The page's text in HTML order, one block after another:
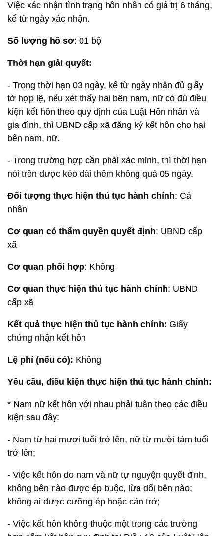
Việc xác nhận tình trạng hôn nhân có giá trị 6 tháng,
kể từ ngày xác nhận.
Số lượng hồ sơ: 01 bộ
Thời hạn giải quyết:
- Trong thời hạn 03 ngày, kể từ ngày nhận đủ giấy
tờ hợp lệ, nếu xét thấy hai bên nam, nữ có đủ điều
kiện kết hôn theo quy định của Luật Hôn nhân và
gia đình, thì UBND cấp xã đăng ký kết hôn cho hai
bên nam, nữ.
- Trong trường hợp cần phải xác minh, thì thời hạn
nói trên được kéo dài thêm không quá 05 ngày.
Đối tượng thực hiện thủ tục hành chính: Cá
nhân
Cơ quan có thẩm quyền quyết định: UBND cấp
xã
Cơ quan phối hợp: Không
Cơ quan thực hiện thủ tục hành chính: UBND
cấp xã
Kết quả thực hiện thủ tục hành chính: Giấy
chứng nhận kết hôn
Lệ phí (nếu có): Không
Yêu cầu, điều kiện thực hiện thủ tục hành chính:
* Nam nữ kết hôn với nhau phải tuân theo các điều
kiện sau đây:
- Nam từ hai mươi tuổi trở lên, nữ từ mười tám tuổi
trở lên;
- Việc kết hôn do nam và nữ tự nguyện quyết định,
không bên nào được ép buộc, lừa dối bên nào;
không ai được cưỡng ép hoặc cản trở;
- Việc kết hôn không thuộc một trong các trường